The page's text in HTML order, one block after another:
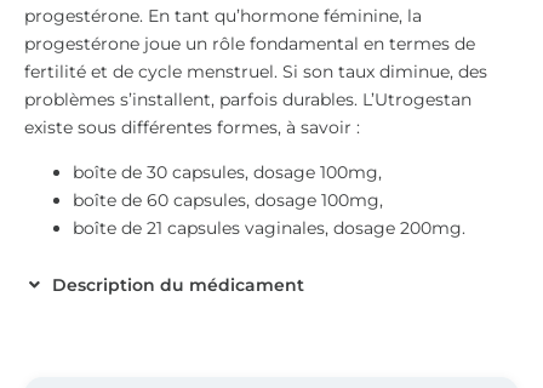
progestérone. En tant qu’hormone féminine, la
progestérone joue un rôle fondamental en termes de
fertilité et de cycle menstruel. Si son taux diminue, des
problèmes s’installent, parfois durables. L’Utrogestan
existe sous différentes formes, à savoir :
boîte de 30 capsules, dosage 100mg,
boîte de 60 capsules, dosage 100mg,
boîte de 21 capsules vaginales, dosage 200mg.
Description du médicament